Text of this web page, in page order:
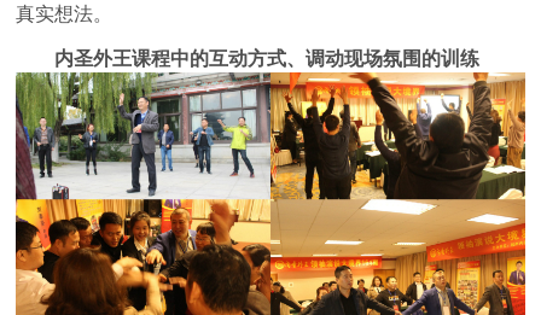
真实想法。
内圣外王课程中的互动方式、调动现场氛围的训练